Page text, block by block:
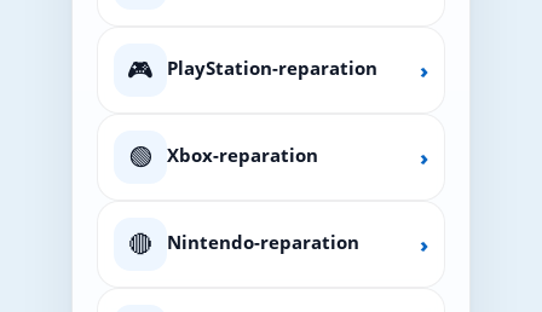
🎮 PlayStation-reparation ›
🟢 Xbox-reparation ›
🔴 Nintendo-reparation ›